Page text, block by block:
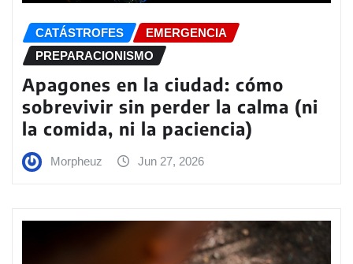
CATÁSTROFES
EMERGENCIA
PREPARACIONISMO
Apagones en la ciudad: cómo
sobrevivir sin perder la calma (ni
la comida, ni la paciencia)
Morpheuz Jun 27, 2026